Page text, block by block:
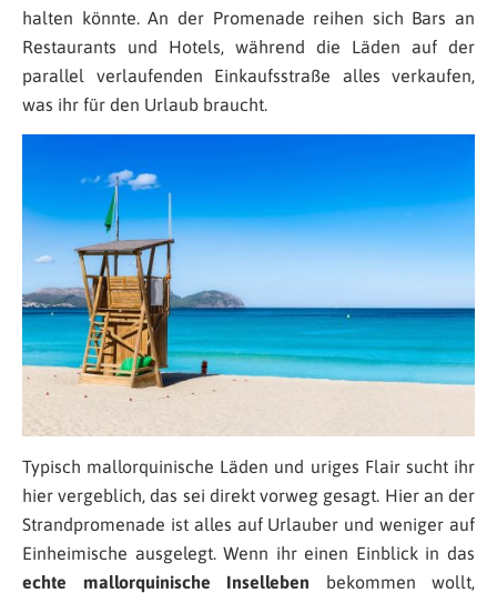
halten könnte. An der Promenade reihen sich Bars an
Restaurants und Hotels, während die Läden auf der
parallel verlaufenden Einkaufsstraße alles verkaufen,
was ihr für den Urlaub braucht.
Typisch mallorquinische Läden und uriges Flair sucht ihr
hier vergeblich, das sei direkt vorweg gesagt. Hier an der
Strandpromenade ist alles auf Urlauber und weniger auf
Einheimische ausgelegt. Wenn ihr einen Einblick in das
echte mallorquinische Inselleben bekommen wollt,